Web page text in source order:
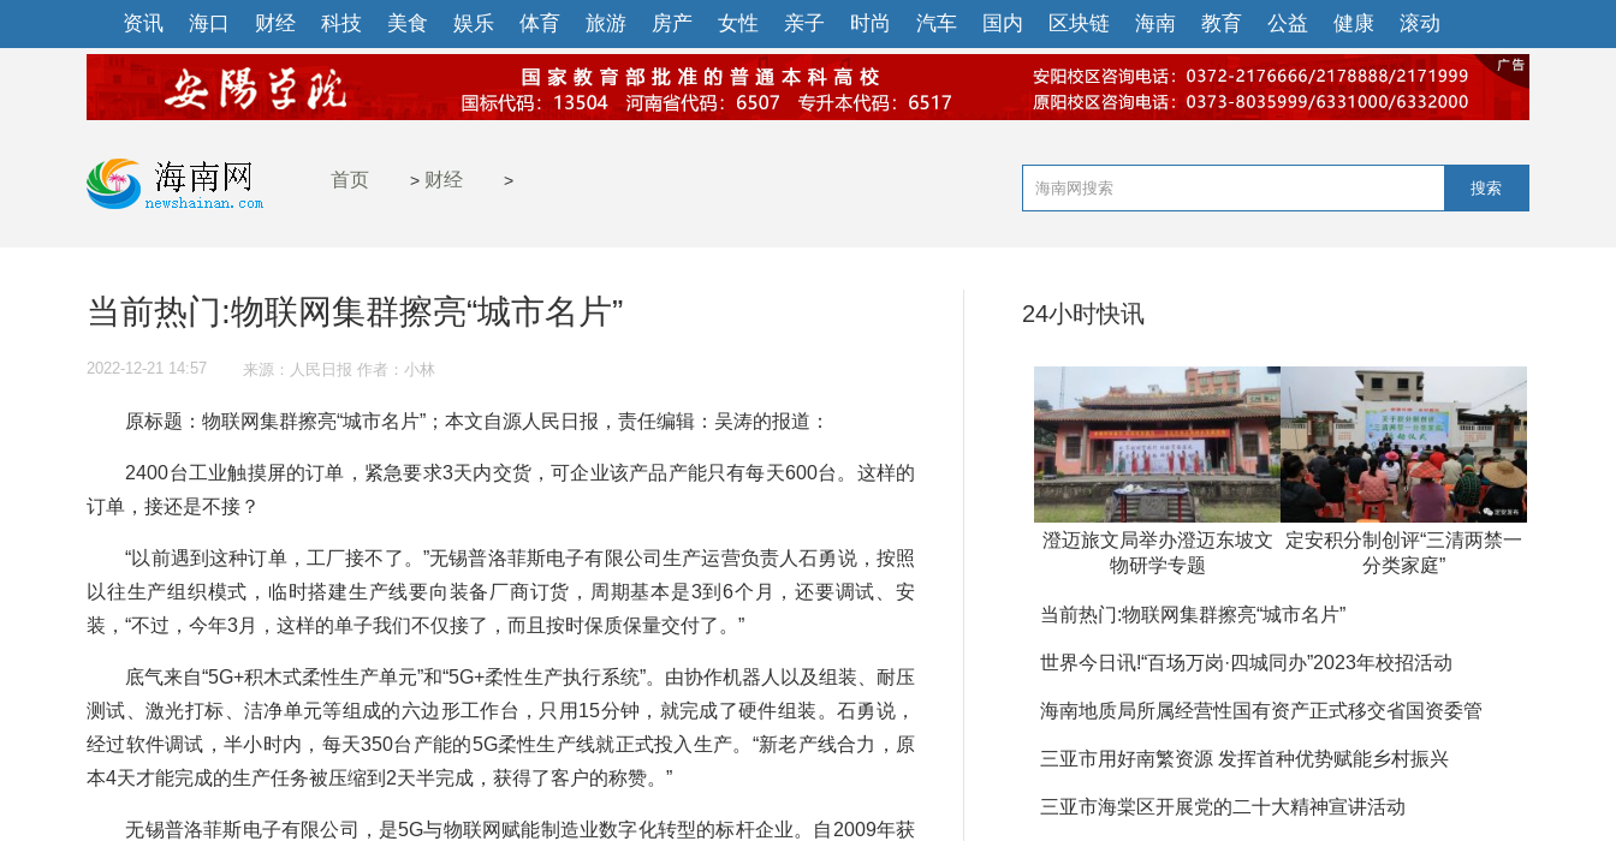
资讯 海口 财经 科技 美食 娱乐 体育 旅游 房产 女性 亲子 时尚 汽车 国内 区块链 海南 教育 公益 健康 滚动
首页 > 财经 > 搜索
当前热门:物联网集群擦亮“城市名片”
2022-12-21 14:57 来源：人民日报 作者：小林
原标题：物联网集群擦亮“城市名片”；本文自源人民日报，责任编辑：吴涛的报道：
2400台工业触摸屏的订单，紧急要求3天内交货，可企业该产品产能只有每天600台。这样的
订单，接还是不接？
“以前遇到这种订单，工厂接不了。”无锡普洛菲斯电子有限公司生产运营负责人石勇说，按照
以往生产组织模式，临时搭建生产线要向装备厂商订货，周期基本是3到6个月，还要调试、安
装，“不过，今年3月，这样的单子我们不仅接了，而且按时保质保量交付了。”
底气来自“5G+积木式柔性生产单元”和“5G+柔性生产执行系统”。由协作机器人以及组装、耐压
测试、激光打标、洁净单元等组成的六边形工作台，只用15分钟，就完成了硬件组装。石勇说，
经过软件调试，半小时内，每天350台产能的5G柔性生产线就正式投入生产。“新老产线合力，原
本4天才能完成的生产任务被压缩到2天半完成，获得了客户的称赞。”
无锡普洛菲斯电子有限公司，是5G与物联网赋能制造业数字化转型的标杆企业。自2009年获
24小时快讯
​澄迈旅文局举办澄迈东坡文
物研学专题
定安积分制创评“三清两禁一
分类家庭”
当前热门:物联网集群擦亮“城市名片”
世界今日讯!“百场万岗·四城同办”2023年校招活动
海南地质局所属经营性国有资产正式移交省国资委管
三亚市用好南繁资源 发挥首种优势赋能乡村振兴
三亚市海棠区开展党的二十大精神宣讲活动